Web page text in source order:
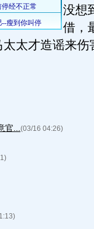
没想
借，
太才造谣来伤
... (03/16 04:26)